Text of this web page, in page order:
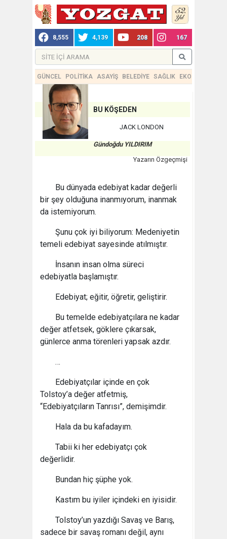
8,555 4,139 208 167
GÜNCEL POLİTİKA ASAYİŞ BELEDİYE SAĞLIK EKONOMİ
BU KÖŞEDEN
JACK LONDON
Gündoğdu YILDIRIM
Yazarın Özgeçmişi
Bu dünyada edebiyat kadar değerli
bir şey olduğuna inanmıyorum, inanmak
da istemiyorum.
Şunu çok iyi biliyorum: Medeniyetin
temeli edebiyat sayesinde atılmıştır.
İnsanın insan olma süreci
edebiyatla başlamıştır.
Edebiyat; eğitir, öğretir, geliştirir.
Bu temelde edebiyatçılara ne kadar
değer atfetsek, göklere çıkarsak,
günlerce anma törenleri yapsak azdır.
…
Edebiyatçılar içinde en çok
Tolstoy’a değer atfetmiş,
“Edebiyatçıların Tanrısı”, demişimdir.
Hala da bu kafadayım.
Tabii ki her edebiyatçı çok
değerlidir.
Bundan hiç şüphe yok.
Kastım bu iyiler içindeki en iyisidir.
Tolstoy’un yazdığı Savaş ve Barış,
sadece bir savaş romanı değil, aynı